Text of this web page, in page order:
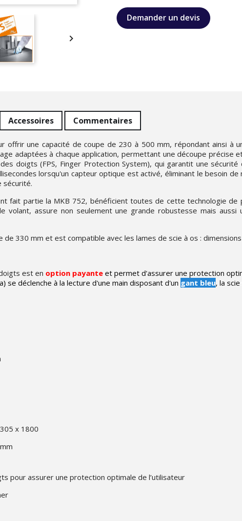

Demander un devis
Accessoires Commentaires
offrir une capacité de coupe de 230 à 500 mm, répondant ainsi à
adaptées à chaque application, permettant une découpe précise
doigts (FPS, Finger Protection System), qui garantit une
lorsqu'un capteur optique est activé, éliminant le besoin
sécurité.
fait partie la MKB 752, bénéficient toutes de cette technologie de
volant, assure non seulement une grande robustesse mais aussi
330 mm et est compatible avec les lames de scie à os :
est en option payante et permet d'assurer une protection
déclenche à la lecture d'une main disposant d'un gant bleu, la
x 1800
pour assurer une protection optimale de l’utilisateur